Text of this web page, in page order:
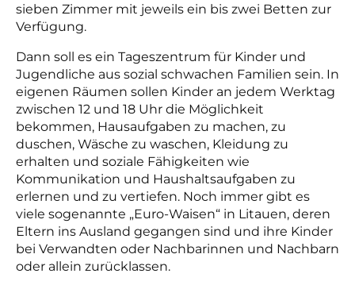
sieben Zimmer mit jeweils ein bis zwei Betten zur
Verfügung.
Dann soll es ein Tageszentrum für Kinder und
Jugendliche aus sozial schwachen Familien sein. In
eigenen Räumen sollen Kinder an jedem Werktag
zwischen 12 und 18 Uhr die Möglichkeit
bekommen, Hausaufgaben zu machen, zu
duschen, Wäsche zu waschen, Kleidung zu
erhalten und soziale Fähigkeiten wie
Kommunikation und Haushaltsaufgaben zu
erlernen und zu vertiefen. Noch immer gibt es
viele sogenannte „Euro-Waisen“ in Litauen, deren
Eltern ins Ausland gegangen sind und ihre Kinder
bei Verwandten oder Nachbarinnen und Nachbarn
oder allein zurücklassen.